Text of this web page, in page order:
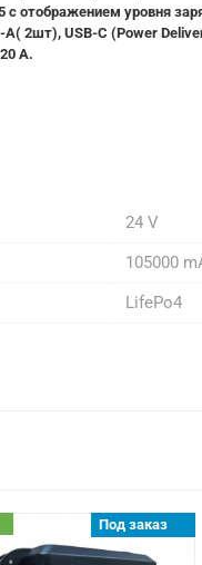
с отображением уровня
2шт), USB-C (Power
А.
24 V
105000
LifeРo4
Под заказ